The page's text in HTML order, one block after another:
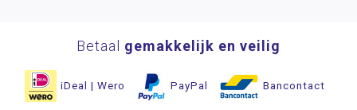
Betaal gemakkelijk en veilig
iDeal | Wero PayPal Bancontact